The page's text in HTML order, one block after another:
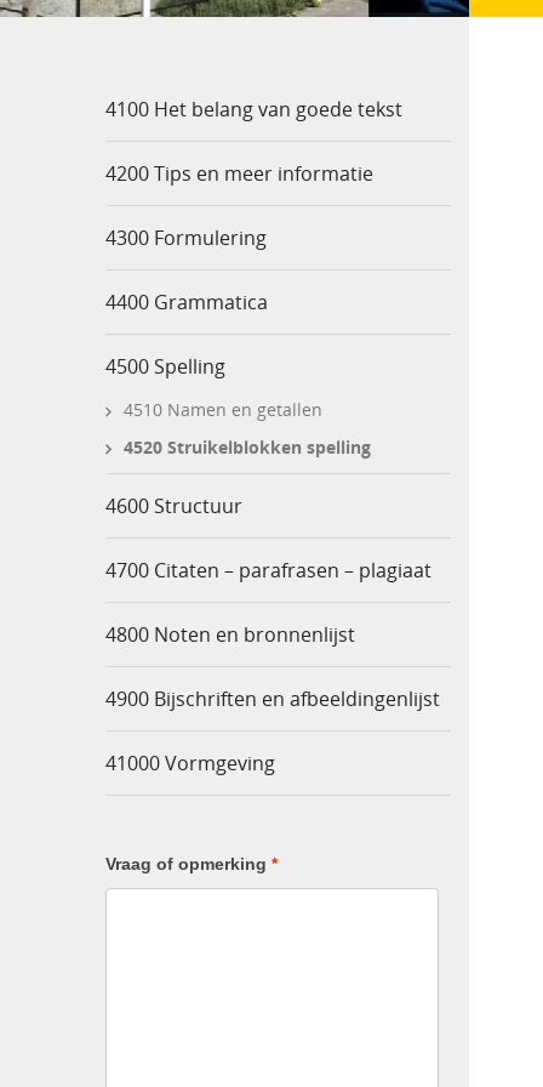
4100 Het belang van goede tekst
4200 Tips en meer informatie
4300 Formulering
4400 Grammatica
4500 Spelling
4510 Namen en getallen
4520 Struikelblokken spelling
4600 Structuur
4700 Citaten – parafrasen – plagiaat
4800 Noten en bronnenlijst
4900 Bijschriften en afbeeldingenlijst
41000 Vormgeving
Vraag of opmerking *